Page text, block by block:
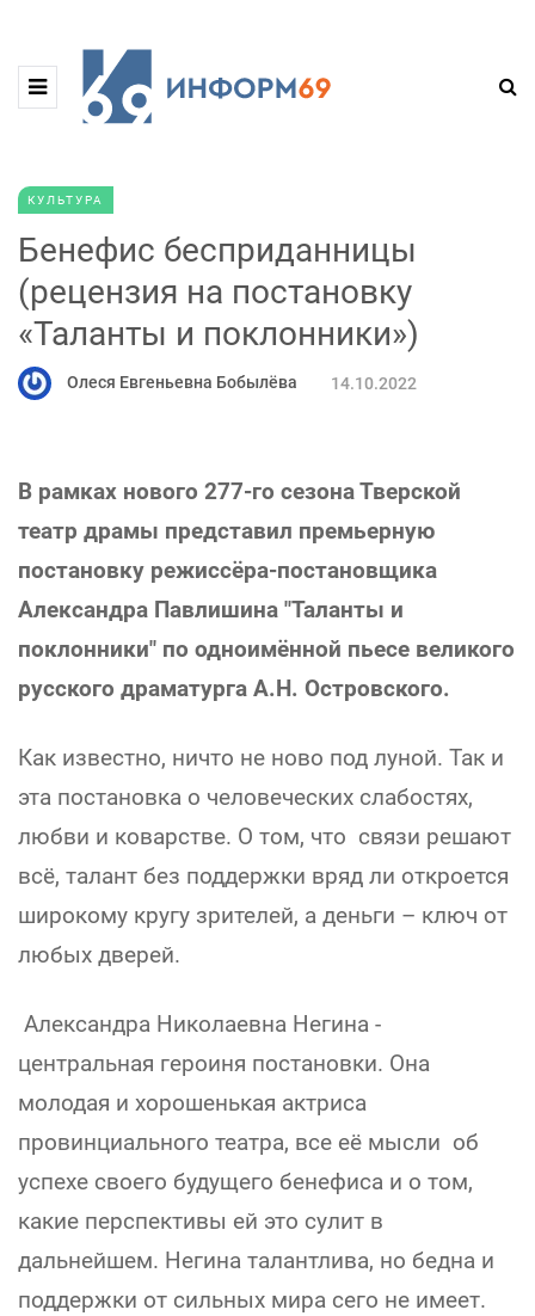
КУЛЬТУРА
Бенефис бесприданницы
(рецензия на постановку
«Таланты и поклонники»)
Олеся Евгеньевна Бобылёва 14.10.2022
В рамках нового 277-го сезона Тверской
театр драмы представил премьерную
постановку режиссёра-постановщика
Александра Павлишина "Таланты и
поклонники" по одноимённой пьесе великого
русского драматурга А.Н. Островского.
Как известно, ничто не ново под луной. Так и
эта постановка о человеческих слабостях,
любви и коварстве. О том, что связи решают
всё, талант без поддержки вряд ли откроется
широкому кругу зрителей, а деньги – ключ от
любых дверей.
Александра Николаевна Негина -
центральная героиня постановки. Она
молодая и хорошенькая актриса
провинциального театра, все её мысли об
успехе своего будущего бенефиса и о том,
какие перспективы ей это сулит в
дальнейшем. Негина талантлива, но бедна и
поддержки от сильных мира сего не имеет.